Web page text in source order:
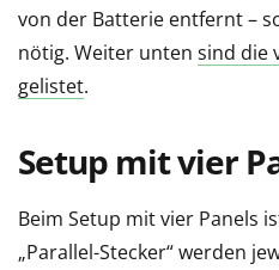
von der Batterie entfernt –
nötig. Weiter unten sind die
gelistet.
Setup mit vier
Beim Setup mit vier Panels
„Parallel-Stecker“ werden